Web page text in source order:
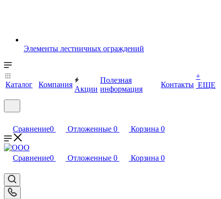
Элементы лестничных ограждений
Каталог Компания
Акции
Полезная
информация
Контакты
+
ЕЩЕ
Сравнение0 Отложенные 0 Корзина 0
Сравнение0 Отложенные 0 Корзина 0